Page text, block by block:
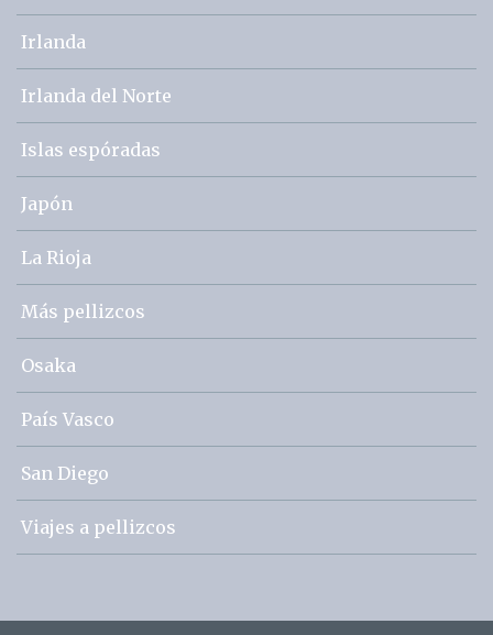
Irlanda
Irlanda del Norte
Islas espóradas
Japón
La Rioja
Más pellizcos
Osaka
País Vasco
San Diego
Viajes a pellizcos